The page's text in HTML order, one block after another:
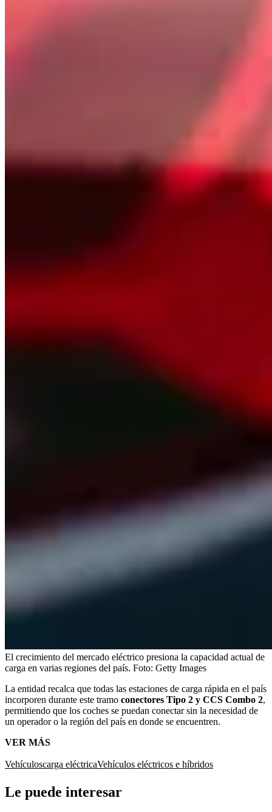
El crecimiento del mercado eléctrico presiona la capacidad actual de
carga en varias regiones del país. Foto: Getty Images
La entidad recalca que todas las estaciones de carga rápida en el país
incorporen durante este tramo conectores Tipo 2 y CCS Combo 2,
permitiendo que los coches se puedan conectar sin la necesidad de
un operador o la región del país en donde se encuentren.
VER MÁS
Vehículoscarga eléctricaVehículos eléctricos e híbridos
Le puede interesar